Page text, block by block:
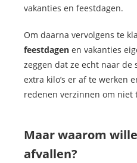
vakanties en feestdagen.
Om daarna vervolgens te
feestdagen en vakanties
zeggen dat ze echt naar de
extra kilo’s er af te werken
redenen verzinnen om niet
Maar waarom
afvallen?